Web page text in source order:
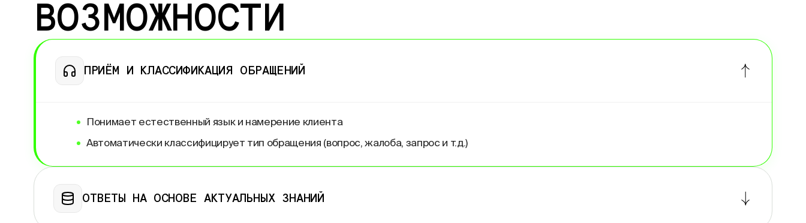
ВОЗМОЖНОСТИ
ПРИЁМ И КЛАССИФИКАЦИЯ ОБРАЩЕНИЙ
Понимает естественный язык и намерение клиента
Автоматически классифицирует тип обращения (вопрос, жалоба, запрос и т.д.)
ОТВЕТЫ НА ОСНОВЕ АКТУАЛЬНЫХ ЗНАНИЙ